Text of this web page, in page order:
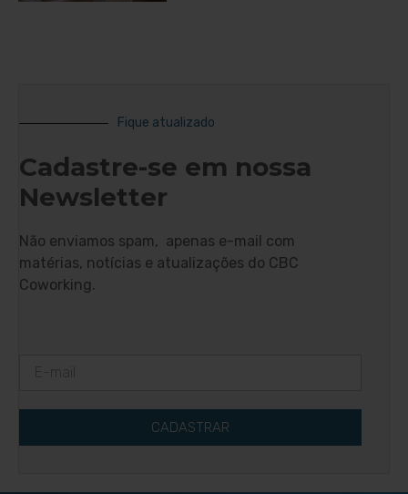
Fique atualizado
Cadastre-se em nossa
Newsletter
Não enviamos spam, apenas e-mail com
matérias, notícias e atualizações do CBC
Coworking.
CADASTRAR